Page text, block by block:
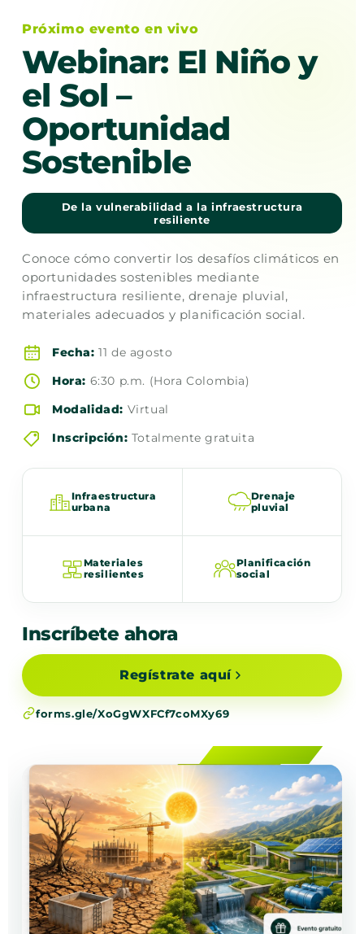
Próximo evento en vivo
Webinar: El Niño y
el Sol –
Oportunidad
Sostenible
De la vulnerabilidad a la infraestructura
resiliente
Conoce cómo convertir los desafíos climáticos en
oportunidades sostenibles mediante
infraestructura resiliente, drenaje pluvial,
materiales adecuados y planificación social.
Fecha: 11 de agosto
Hora: 6:30 p.m. (Hora Colombia)
Modalidad: Virtual
Inscripción: Totalmente gratuita
Infraestructura
urbana
Drenaje
pluvial
Materiales
resilientes
Planificación
social
Inscríbete ahora
Regístrate aquí
forms.gle/XoGgWXFCf7coMXy69